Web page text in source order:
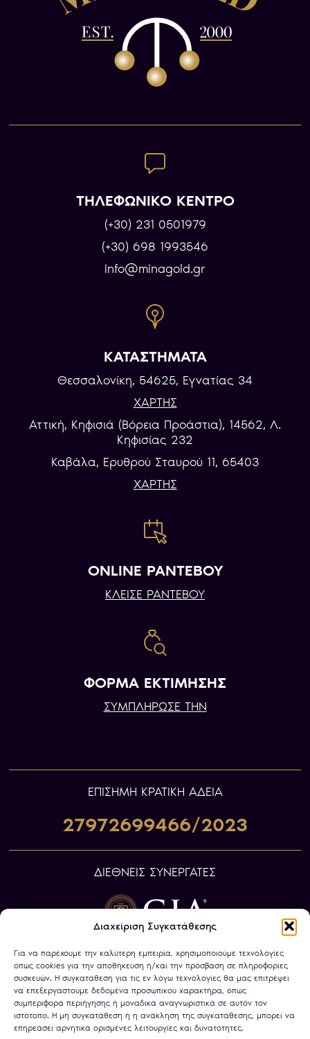
Διαχείριση Συγκατάθεσης
Για να παρέχουμε την καλύτερη εμπειρία, χρησιμοποιούμε τεχνολογίες
όπως cookies για την αποθήκευση ή/και την πρόσβαση σε πληροφορίες
συσκευών. Η συγκατάθεση για τις εν λόγω τεχνολογίες θα μας επιτρέψει
να επεξεργαστούμε δεδομένα προσωπικού χαρακτήρα, όπως
συμπεριφορά περιήγησης ή μοναδικά αναγνωριστικά σε αυτόν τον
ιστότοπο. Η μη συγκατάθεση ή η ανάκληση της συγκατάθεσης, μπορεί να
επηρεάσει αρνητικά ορισμένες λειτουργίες και δυνατότητες.
ΤΗΛΕΦΩΝΙΚΟ ΚΕΝΤΡΟ
(+30) 231 0501979
(+30) 698 1993546
info@minagold.gr
ΚΑΤΑΣΤΗΜΑΤΑ
Θεσσαλονίκη, 54625, Εγνατίας 34
ΧΑΡΤΗΣ
Αττική, Κηφισιά (Βόρεια Προάστια), 14562, Λ.
Κηφισίας 232
Καβάλα, Eρυθρού Σταυρού 11, 65403
ΧΑΡΤΗΣ
ONLINE ΡΑΝΤΕΒΟΥ
ΚΛΕΙΣΕ ΡΑΝΤΕΒΟΥ
ΦΟΡΜΑ ΕΚΤΙΜΗΣΗΣ
ΣΥΜΠΛΗΡΩΣΕ ΤΗΝ
ΕΠIΣΗΜΗ ΚΡΑΤΙΚΗ ΑΔΕΙΑ
27972699466/2023
ΔΙΕΘΝΕΙΣ ΣΥΝΕΡΓΑΤΕΣ